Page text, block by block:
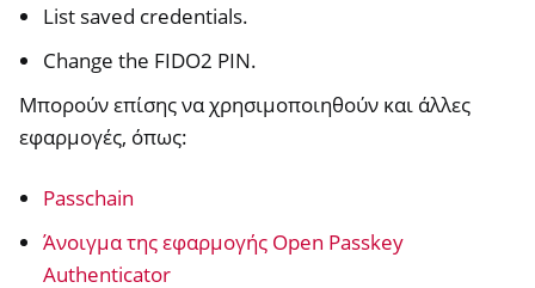
navigation of Headwind MDM (HMDM)
navigation of NextBox
navigation of NetHSM
List saved credentials.
Change the FIDO2 PIN.
Μπορούν επίσης να χρησιμοποιηθούν και άλλες
εφαρμογές, όπως:
Passchain
Άνοιγμα της εφαρμογής Open Passkey
Authenticator